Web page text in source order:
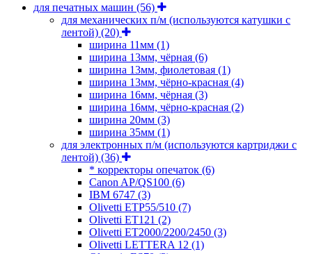
для печатных машин (56)
для механических п/м (используются катушки с
лентой) (20)
ширина 11мм (1)
ширина 13мм, чёрная (6)
ширина 13мм, фиолетовая (1)
ширина 13мм, чёрно-красная (4)
ширина 16мм, чёрная (3)
ширина 16мм, чёрно-красная (2)
ширина 20мм (3)
ширина 35мм (1)
для электронных п/м (используются картриджи с
лентой) (36)
* корректоры опечаток (6)
Canon AP/QS100 (6)
IBM 6747 (3)
Olivetti ETP55/510 (7)
Olivetti ET121 (2)
Olivetti ET2000/2200/2450 (3)
Olivetti LETTERA 12 (1)